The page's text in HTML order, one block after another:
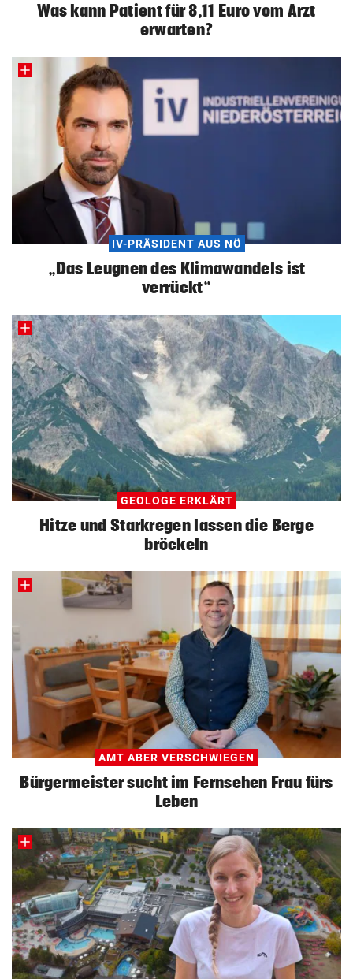
Was kann Patient für 8,11 Euro vom Arzt
erwarten?
IV-PRÄSIDENT AUS NÖ
„Das Leugnen des Klimawandels ist
verrückt“
GEOLOGE ERKLÄRT
Hitze und Starkregen lassen die Berge
bröckeln
AMT ABER VERSCHWIEGEN
Bürgermeister sucht im Fernsehen Frau fürs
Leben